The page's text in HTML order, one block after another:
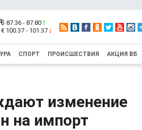
$ 87.36 - 87.80
€ 100.37 - 101.37
СПОРТ ПРОИСШЕСТВИЯ АКЦИЯ ВБ
изменение
на импорт